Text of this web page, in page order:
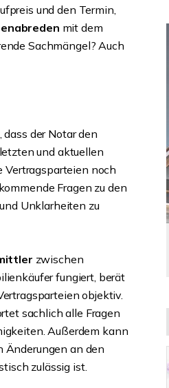
und den Termin,
mit dem
Sachmängel? Auch
der Notar den
und aktuellen
Vertragsparteien noch
Fragen zu den
Unklarheiten zu
zwischen
fungiert, berät
objektiv.
sachlich alle Fragen
Außerdem kann
Änderungen an den
zulässig ist.